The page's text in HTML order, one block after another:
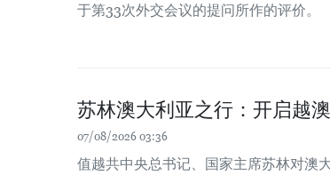
于第33次外交会议的提问所作的评价。
苏林澳大利亚之行：开启越
07/08/2026 03:36
值越共中央总书记、国家主席苏林对澳